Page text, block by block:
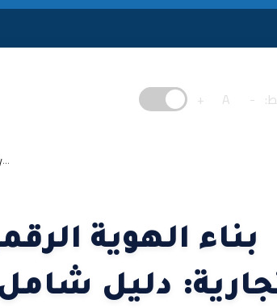
-
A
+
بناء الهوية
دليل